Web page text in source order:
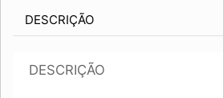
DESCRIÇÃO
DESCRIÇÃO